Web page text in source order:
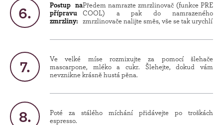
Postup na
přípravu
zmrzliny:
Předem namrazte zmrzlinovač (funkce PRE
COOL) a pak do namrazeného
zmrzlinovače nalijte směs, vše se tak urychlí
Ve velké míse rozmixujte za pomocí šlehače
mascarpone, mléko a cukr. Šlehejte, dokud vám
nevznikne krásně hustá pěna.
Poté za stálého míchání přidávejte po troškách
espresso.